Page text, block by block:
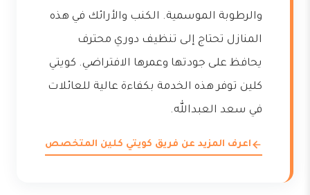
والرطوبة الموسمية. الكنب والأرائك في هذه
المنازل تحتاج إلى تنظيف دوري محترف
يحافظ على جودتها وعمرها الافتراضي. كويتي
كلين توفر هذه الخدمة بكفاءة عالية للعائلات
في سعد العبدالله.
اعرف المزيد عن فريق كويتي كلين المتخصص